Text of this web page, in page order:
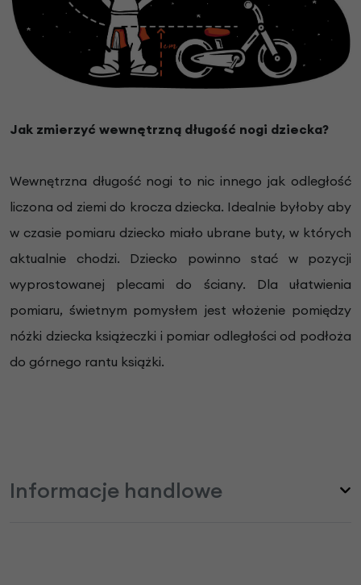
Jak zmierzyć wewnętrzną długość nogi dziecka?
Wewnętrzna długość nogi to nic innego jak odległość
liczona od ziemi do krocza dziecka. Idealnie byłoby aby
w czasie pomiaru dziecko miało ubrane buty, w których
aktualnie chodzi. Dziecko powinno stać w pozycji
wyprostowanej plecami do ściany. Dla ułatwienia
pomiaru, świetnym pomysłem jest włożenie pomiędzy
nóżki dziecka książeczki i pomiar odległości od podłoża
do górnego rantu książki.
Informacje handlowe